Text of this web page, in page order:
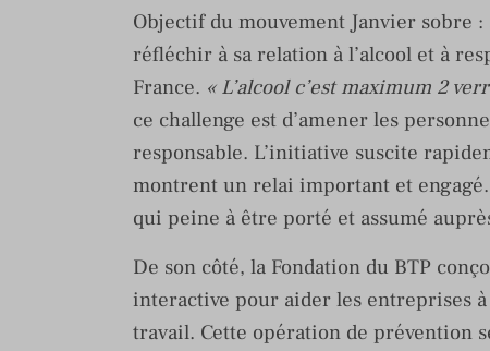
Objectif du mouvement Janvier sobre
réfléchir à sa relation à l’alcool et à
France. « L’alcool c’est maximum 2
ce challenge est d’amener les
responsable. L’initiative suscite
montrent un relai important et
qui peine à être porté et assumé
De son côté, la Fondation du BTP
interactive pour aider les entreprises
travail. Cette opération de prévention